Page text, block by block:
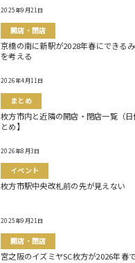
2025年9月21日
開店・閉店
京橋の南に新駅が2028年春にできる
を考える
2026年4月11日
まとめ
枚方市内と近隣の開店・閉店一覧（
とめ】
2026年8月3日
イベント
枚方市駅中央改札前の先が見えない
2025年9月21日
開店・閉店
宮之阪のイズミヤSC枚方が2026年春